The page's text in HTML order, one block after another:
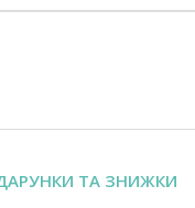
ТА ЗНИЖКИ